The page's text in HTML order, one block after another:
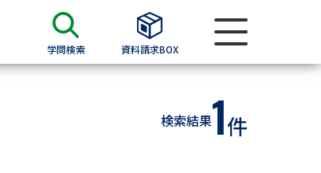
学問検索 資料請求BOX
検索結果1件